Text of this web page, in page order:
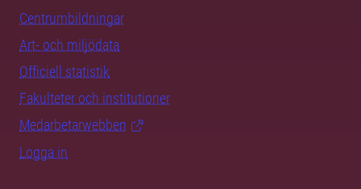
Centrumbildningar
Art- och miljödata
Officiell statistik
Fakulteter och institutioner
Medarbetarwebben
Logga in